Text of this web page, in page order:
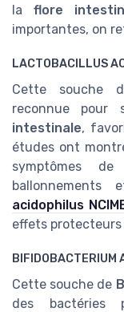
la flore
importantes, on
LACTOBACILLUS
Cette souche
reconnue pour
intestinale,
études ont
symptômes
acidophilus
effets protecteurs
BIFIDOBACTERIUM
Cette souche de
des bactéries